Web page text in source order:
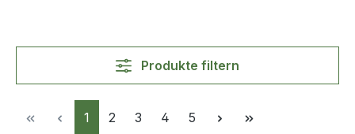
Produkte filtern
Seite
1 Seite
2 Seite
3 Seite
4 Seite
5